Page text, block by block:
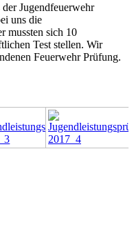
Jugendfeuerwehr
uns die
mussten sich 10
Test stellen. Wir
Feuerwehr Prüfung.